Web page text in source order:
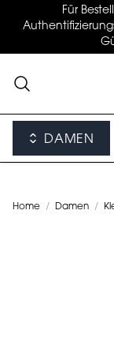
Für
DAMEN
Home / Damen /